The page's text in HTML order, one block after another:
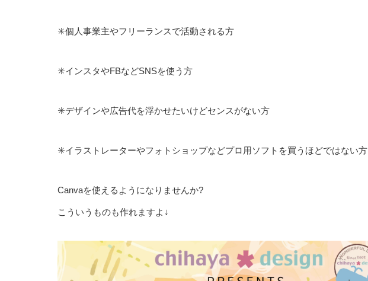
✳️個人事業主やフリーランスで活動される方
✳️インスタやFBなどSNSを使う方
✳️デザインや広告代を浮かせたいけどセンスがない方
✳️イラストレーターやフォトショップなどプロ用ソフトを買うほどではない方
Canvaを使えるようになりませんか?
こういうものも作れますよ↓
動
画
プ
レ